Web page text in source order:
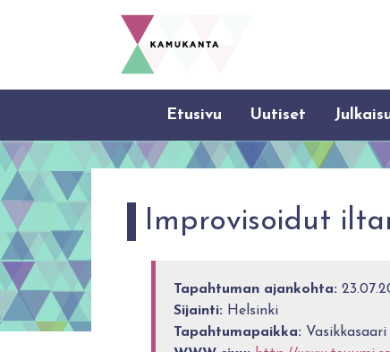
Etusivu Uutiset
Improvisoidut
Tapahtuman ajankohta:
Sijainti: Helsinki
Tapahtumapaikka: Vasikkasaari